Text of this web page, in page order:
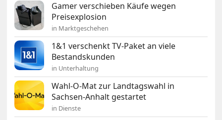
Gamer verschieben Käufe wegen
Preisexplosion
in Marktgeschehen
1&1 verschenkt TV-Paket an viele
Bestandskunden
in Unterhaltung
Wahl-O-Mat zur Landtagswahl in
Sachsen-Anhalt gestartet
in Dienste